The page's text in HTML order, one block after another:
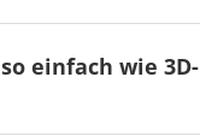
einfach wie 3D-